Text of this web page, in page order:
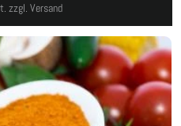
zzgl. Versand